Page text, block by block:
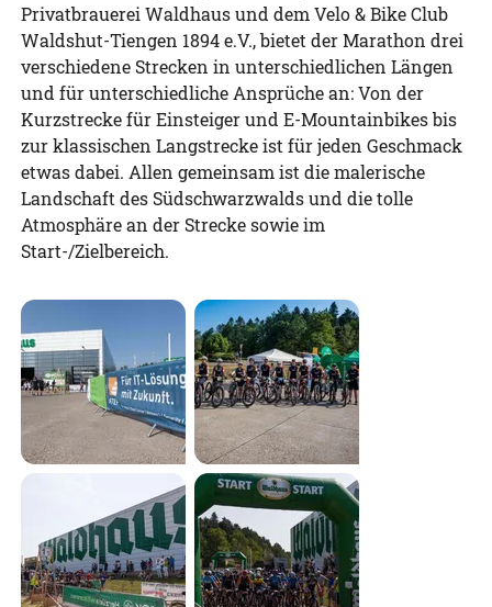
Privatbrauerei Waldhaus und dem Velo & Bike Club
Waldshut-Tiengen 1894 e.V., bietet der Marathon drei
verschiedene Strecken in unterschiedlichen Längen
und für unterschiedliche Ansprüche an: Von der
Kurzstrecke für Einsteiger und E-Mountainbikes bis
zur klassischen Langstrecke ist für jeden Geschmack
etwas dabei. Allen gemeinsam ist die malerische
Landschaft des Südschwarzwalds und die tolle
Atmosphäre an der Strecke sowie im
Start-/Zielbereich.